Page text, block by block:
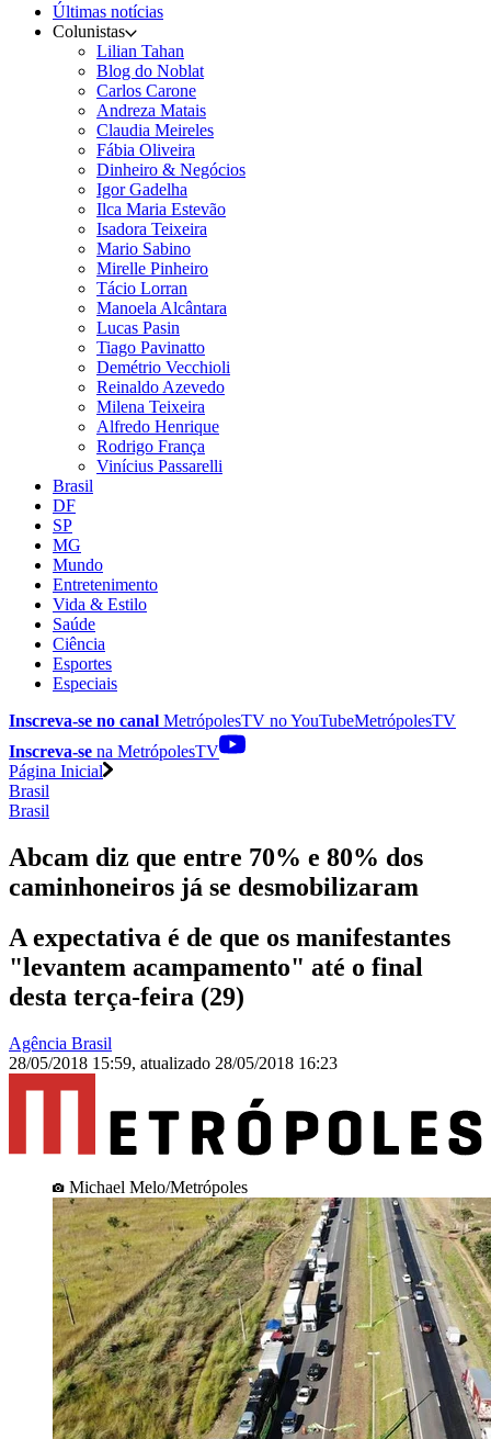
Últimas notícias
Colunistas
Lilian Tahan
Blog do Noblat
Carlos Carone
Andreza Matais
Claudia Meireles
Fábia Oliveira
Dinheiro & Negócios
Igor Gadelha
Ilca Maria Estevão
Isadora Teixeira
Mario Sabino
Mirelle Pinheiro
Tácio Lorran
Manoela Alcântara
Lucas Pasin
Tiago Pavinatto
Demétrio Vecchioli
Reinaldo Azevedo
Milena Teixeira
Alfredo Henrique
Rodrigo França
Vinícius Passarelli
Brasil
DF
SP
MG
Mundo
Entretenimento
Vida & Estilo
Saúde
Ciência
Esportes
Especiais
Inscreva-se no canal MetrópolesTV noYouTubeMetrópolesTV
Inscreva-se na MetrópolesTV
Página Inicial
Brasil
Brasil
Abcam diz que entre 70% e 80% dos
caminhoneiros já se desmobilizaram
A expectativa é de que os manifestantes
"levantem acampamento" até o final
desta terça-feira (29)
Agência Brasil
28/05/2018 15:59, atualizado 28/05/2018 16:23
Michael Melo/Metrópoles